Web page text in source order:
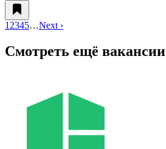
1 2345…Next ›
Смотреть ещё вакансии